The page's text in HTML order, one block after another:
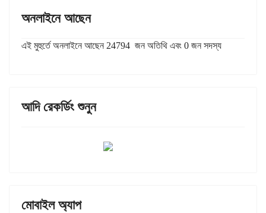
অনলাইনে আছেন
এই মুহুর্তে অনলাইনে আছেন 24794 জন অতিথি এবং 0 জন সদস্য
আদি রেকর্ডিং শুনুন
মোবাইল অ্যাপ